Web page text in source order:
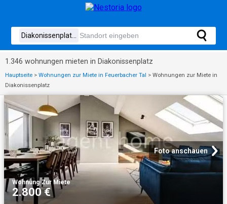
1.346 wohnungen mieten in Diakonissenplatz
Hauptseite > Wohnungen zur Miete in Feuerbacher Tal > Wohnungen zur Miete in
Diakonissenplatz
Foto anschauen
Wohnung·Zur Miete
2.800 €